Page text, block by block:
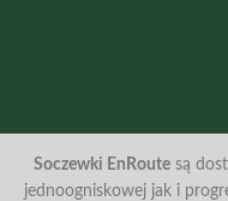
Soczewki EnRoute są
jednoogniskowej jak i